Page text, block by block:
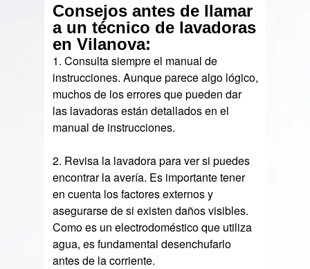
Consejos antes de llamar
a un técnico de lavadoras
en Vilanova:
1. Consulta siempre el manual de
instrucciones. Aunque parece algo lógico,
muchos de los errores que pueden dar
las lavadoras están detallados en el
manual de instrucciones.
2. Revisa la lavadora para ver si puedes
encontrar la avería. Es importante tener
en cuenta los factores externos y
asegurarse de si existen daños visibles.
Como es un electrodoméstico que utiliza
agua, es fundamental desenchufarlo
antes de la corriente.